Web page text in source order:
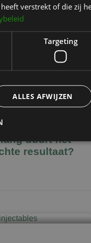
of fillers?
duurt het
resultaat?
verstrekt of die zij
Targeting
ALLES AFWIJZEN
om te zien hoe bezoekers de